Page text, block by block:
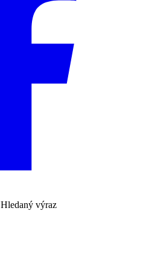
Hledaný výraz